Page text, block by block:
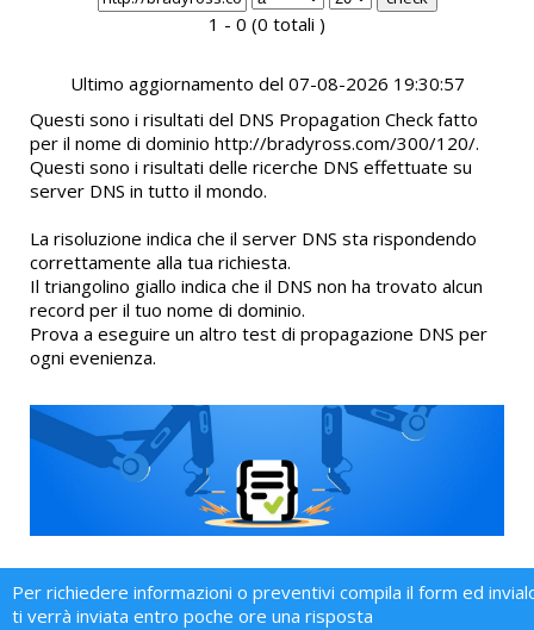
1 - 0 (0 totali )
Ultimo aggiornamento del 07-08-2026 19:30:57
Questi sono i risultati del DNS Propagation Check fatto
per il nome di dominio http://bradyross.com/300/120/.
Questi sono i risultati delle ricerche DNS effettuate su
server DNS in tutto il mondo.
La risoluzione indica che il server DNS sta rispondendo
correttamente alla tua richiesta.
Il triangolino giallo indica che il DNS non ha trovato alcun
record per il tuo nome di dominio.
Prova a eseguire un altro test di propagazione DNS per
ogni evenienza.
Per richiedere informazioni o preventivi compila il form ed
ti verrà inviata entro poche ore una risposta